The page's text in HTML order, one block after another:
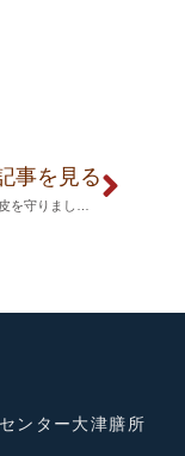
事を見る
ンター大津膳所